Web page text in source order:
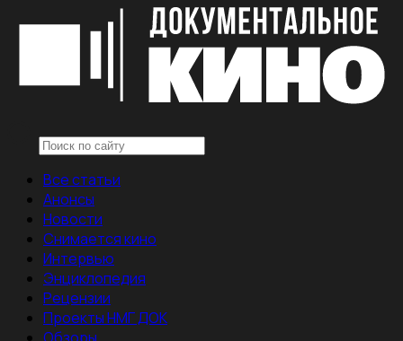
Все статьи
Анонсы
Новости
Снимается кино
Интервью
Энциклопедия
Рецензии
Проекты НМГ ДОК